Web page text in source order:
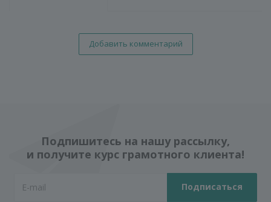
Добавить комментарий
Подпишитесь на нашу рассылку,
и получите курс грамотного клиента!